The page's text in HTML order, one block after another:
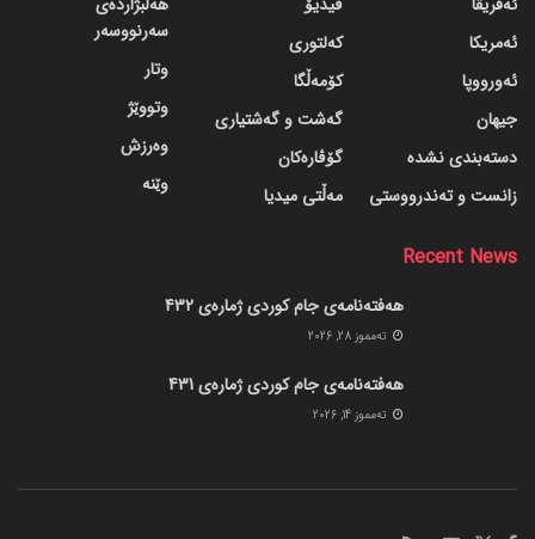
ئەمریکا
ئەورووپا
جیهان
دسته‌بندی نشده
زانست و تەندرووستی
کەلتوری
کۆمەڵگا
گه‌شت و گه‌شتیاری
گۆڤاره‌کان
مەڵتی میدیا
سەرنووسەر
وتار
وتووێژ
وەرزش
وێنە
Recent News
هەفتەنامەی جام کوردی ژمارەی 432
ته‌مموز 28, 2026
هەفتەنامەی جام کوردی ژمارەی 431
ته‌مموز 14, 2026